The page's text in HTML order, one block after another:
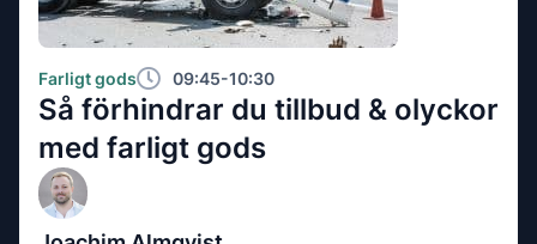
Farligt gods 09:45-10:30
Så förhindrar du tillbud & olyckor
med farligt gods